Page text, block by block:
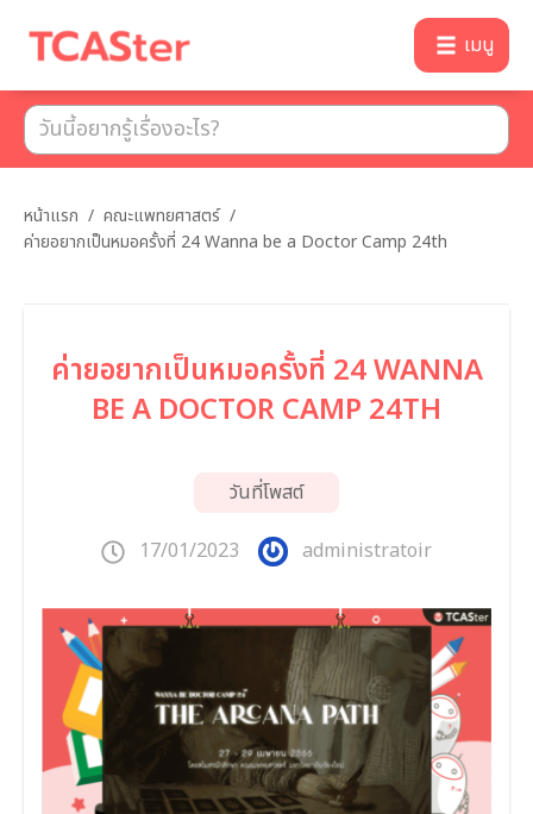
เมนู
หน้าแรก / คณะแพทยศาสตร์ /
ค่ายอยากเป็นหมอครั้งที่ 24 Wanna be a Doctor Camp 24th
ค่ายอยากเป็นหมอครั้งที่ 24 WANNA
BE A DOCTOR CAMP 24TH
วันที่โพสต์
17/01/2023 administratoir